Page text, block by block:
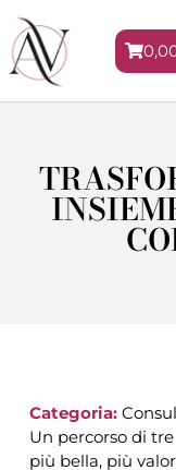
Categoria:
Un percorso di
più bella, più